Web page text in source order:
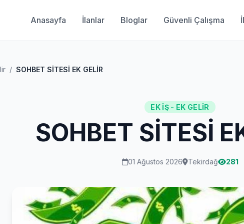
Anasayfa İlanlar Bloglar Güvenli Çalışma
/ SOHBET SİTESİ EK GELİR
EK İŞ - EK GELIR
SOHBET SİTESİ
01 Ağustos 2026 Tekirdağ 281